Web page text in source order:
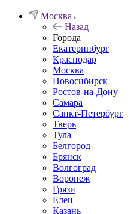
Москва
Назад
Города
Екатеринбург
Краснодар
Москва
Новосибирск
Ростов-на-Дону
Самара
Санкт-Петербург
Тверь
Тула
Белгород
Брянск
Волгоград
Воронеж
Грязи
Елец
Казань